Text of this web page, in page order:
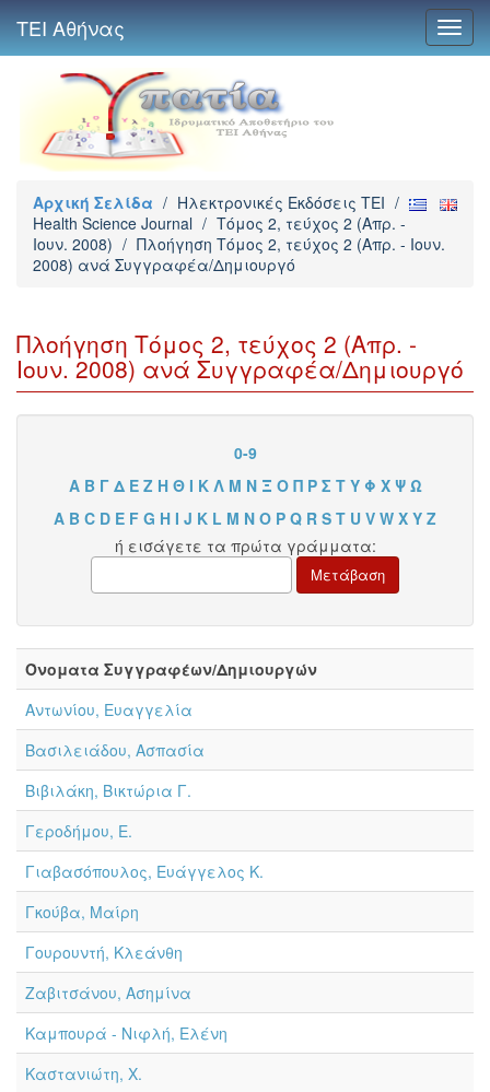
ΤΕΙ Αθήνας
Αρχική Σελίδα / Ηλεκτρονικές Εκδόσεις TEI /
Health Science Journal / Τόμος 2, τεύχος 2 (Απρ. -
Ιουν. 2008) / Πλοήγηση Τόμος 2, τεύχος 2 (Απρ. - Ιουν.
2008) ανά Συγγραφέα/Δημιουργό
Πλοήγηση Τόμος 2, τεύχος 2 (Απρ. -
Ιουν. 2008) ανά Συγγραφέα/Δημιουργό
0-9
Α Β Γ Δ Ε Ζ Η Θ Ι Κ Λ Μ Ν Ξ Ο Π Ρ Σ Τ Υ Φ Χ Ψ Ω
A B C D E F G H I J K L M N O P Q R S T U V W X Y Z
ή εισάγετε τα πρώτα γράμματα:
Όνοματα Συγγραφέων/Δημιουργών
Αντωνίου, Ευαγγελία
Βασιλειάδου, Ασπασία
Βιβιλάκη, Βικτώρια Γ.
Γεροδήμου, Ε.
Γιαβασόπουλος, Ευάγγελος Κ.
Γκούβα, Μαίρη
Γουρουντή, Κλεάνθη
Ζαβιτσάνου, Ασημίνα
Καμπουρά - Νιφλή, Ελένη
Καστανιώτη, Χ.